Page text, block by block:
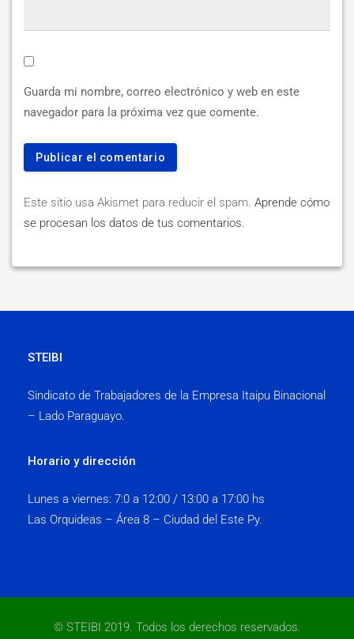
Guarda mi nombre, correo electrónico y web en este
navegador para la próxima vez que comente.
Este sitio usa Akismet para reducir el spam. Aprende cómo
se procesan los datos de tus comentarios.
STEIBI
Sindicato de Trabajadores de la Empresa Itaipu Binacional
– Lado Paraguayo.
Horario y dirección
Lunes a viernes: 7:0 a 12:00 / 13:00 a 17:00 hs
Las Orquideas – Área 8 – Ciudad del Este Py.
© STEIBI 2019. Todos los derechos reservados.